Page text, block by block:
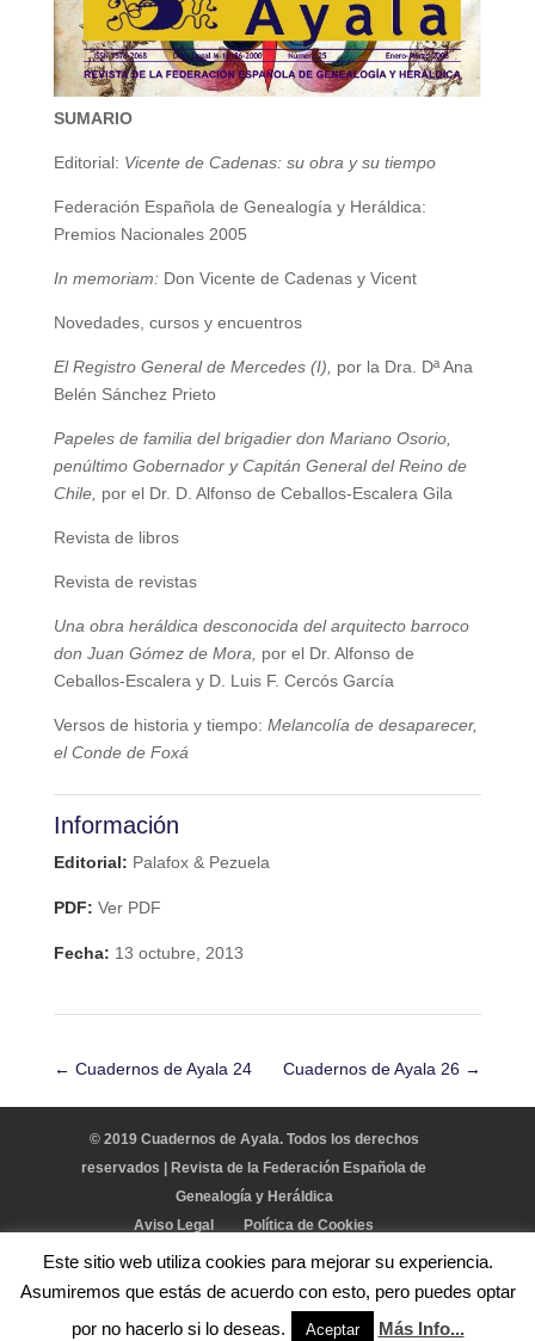
SUMARIO
Editorial: Vicente de Cadenas: su obra y su tiempo
Federación Española de Genealogía y Heráldica:
Premios Nacionales 2005
In memoriam:Don Vicente de Cadenas y Vicent
Novedades, cursos y encuentros
El Registro General de Mercedes (I),
por la Dra. Dª Ana
Belén Sánchez Prieto
Papeles de familia del brigadier don Mariano Osorio,
penúltimo Gobernador y Capitán General del Reino de
Chile, por el Dr. D. Alfonso de Ceballos-Escalera Gila
Revista de libros
Revista de revistas
Una obra heráldica desconocida del arquitecto barroco
don Juan Gómez de Mora,
por el Dr. Alfonso de
Ceballos-Escalera y D. Luis F. Cercós García
Versos de historia y tiempo: Melancolía de desaparecer,
el Conde de Foxá
Información
Editorial: Palafox & Pezuela
PDF: Ver PDF
Fecha: 13 octubre, 2013
← Cuadernos de Ayala 24 Cuadernos de Ayala 26 →
© 2019 Cuadernos de Ayala. Todos los derechos
reservados | Revista de la Federación Española de
Genealogía y Heráldica
Aviso Legal
Política de Cookies
Desarrollado por GabyMooStudio.
Este sitio web utiliza cookies para mejorar su experiencia.
Asumiremos que estás de acuerdo con esto, pero puedes optar
por no hacerlo si lo deseas.
Aceptar Más Info...